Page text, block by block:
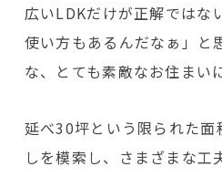
広いLDKだけが正解ではな
使い方もあるんだなぁ」と
な、とても素敵なお住まい
延べ30坪という限られた面
しを模索し、さまざまな工